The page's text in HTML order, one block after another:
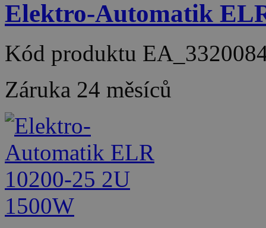
Elektro-Automatik
Kód produktu
Záruka 24 měsíců